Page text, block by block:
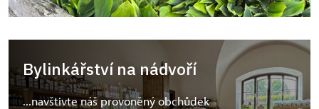
Bylinkářství na nádvoří
...navštivte náš provoněný obchůdek